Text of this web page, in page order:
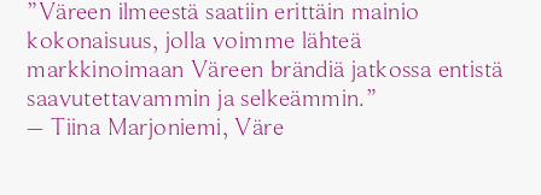
”Väreen ilmeestä saatiin erittäin mainio
kokonaisuus, jolla voimme lähteä
markkinoimaan Väreen brändiä jatkossa entistä
saavutettavammin ja selkeämmin.”
– Tiina Marjoniemi, Väre